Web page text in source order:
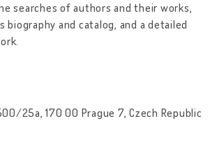
searches of authors and their works,
and catalog, and a detailed
25a, 170 00 Prague 7, Czech Republic